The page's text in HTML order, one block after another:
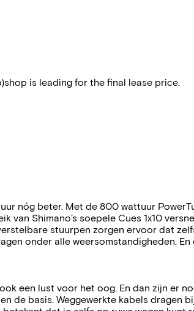
is leading for the final lease price.
nóg beter. Met de 800 wattuur
Shimano’s soepele Cues 1x10
stuurpen zorgen ervoor dat
onder alle weersomstandigheden.
een lust voor het oog. En dan zijn er
basis. Weggewerkte kabels dragen